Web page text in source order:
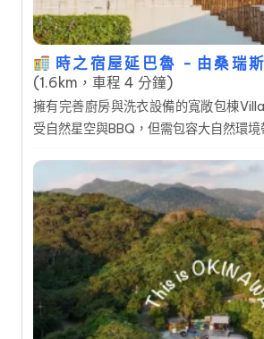
時之宿屋延巴魯 - 由桑瑞
(1.6km，車程 4 分鐘)
擁有完善廚房與洗衣設備的寬敞包棟
受自然星空與BBQ，但需包容大自然環境